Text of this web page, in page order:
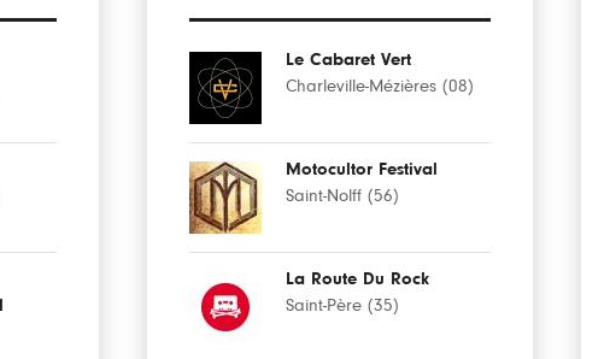
Le Cabaret Vert
Charleville-Mézières (08)
Motocultor Festival
Saint-Nolff (56)
La Route Du Rock
Saint-Père (35)